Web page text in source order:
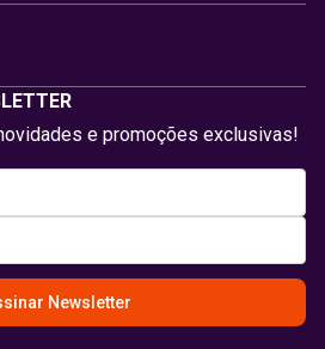
e promoções exclusivas!
Newsletter